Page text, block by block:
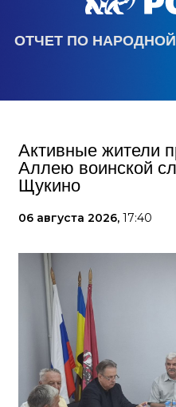
ОТЧЕТ ПО НАРОДНОЙ
Активные жители
Аллею воинской
Щукино
06 августа 2026, 17:40